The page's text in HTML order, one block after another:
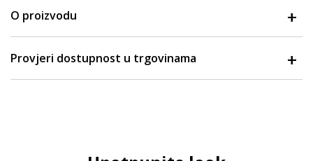
O proizvodu
Provjeri dostupnost u trgovinama